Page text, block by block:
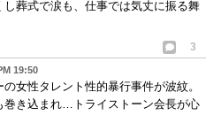
し葬式で涙も、仕事では気丈に振る舞
3
19:50
女性タレント性的暴行事件が波紋。
巻き込まれ…トライストーン会長が心